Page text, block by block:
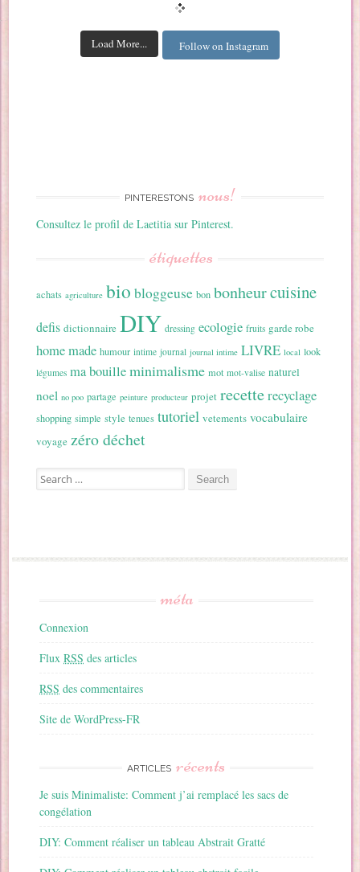
Load More... Follow on Instagram
PINTERESTONS nous!
Consultez le profil de Laetitia sur Pinterest.
étiquettes
achats agriculture bio bloggeuse bon bonheurcuisine
defis dictionnaire DIY dressing ecologie fruits garde robe
home made humour intime journal journal intime LIVRE local look
légumes ma bouilleminimalisme mot mot-valise naturel
noel no poo partage peinture producteur projet recetterecyclage
shopping simple style tenues tutoriel vetements vocabulaire
voyage zéro déchet
Search for:
méta
Connexion
FluxRSS des articles
RSS des commentaires
Site de WordPress-FR
ARTICLES récents
Je suis Minimaliste: Comment j’ai remplacé les sacs de
congélation
DIY: Comment réaliser un tableau Abstrait Gratté